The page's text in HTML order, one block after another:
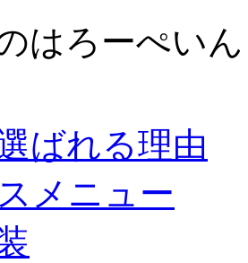
はろーぺい
ばれる理由
メニュー